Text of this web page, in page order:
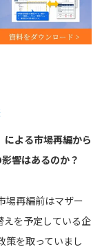
よる市場再編から
響はあるのか？
場再編前はマザー
えを予定している企
策を取っていまし